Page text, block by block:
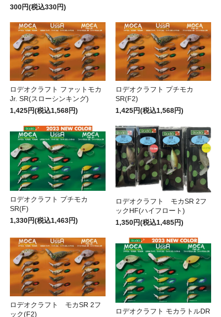
300円(税込330円)
ロデオクラフト ファットモカ
Jr. SR(スローシンキング)
1,425円(税込1,568円)
ロデオクラフト プチモカ
SR(F2)
1,425円(税込1,568円)
ロデオクラフト プチモカ
SR(F)
1,330円(税込1,463円)
ロデオクラフト モカSR 2フ
ックHF(ハイフロート)
1,350円(税込1,485円)
ロデオクラフト モカSR 2フ
ック(F2)
ロデオクラフト モカラトルDR